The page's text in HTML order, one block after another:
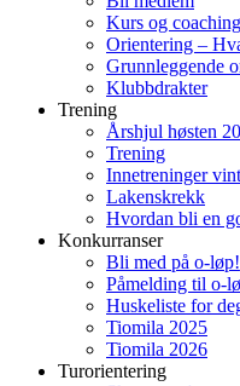
Kurs og coaching
Orientering –
Grunnleggende
Klubbdrakter
Trening
Årshjul høsten
Trening
Innetreninger
Lakenskrekk
Hvordan bli en
Konkurranser
Bli med på o-løp!
Påmelding til o-
Huskeliste for
Tiomila 2025
Tiomila 2026
Turorientering